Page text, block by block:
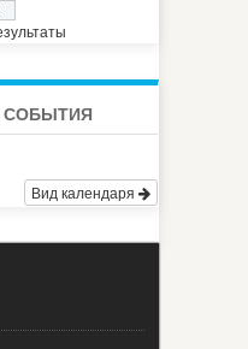
СОБЫТИЯ
Вид календаря